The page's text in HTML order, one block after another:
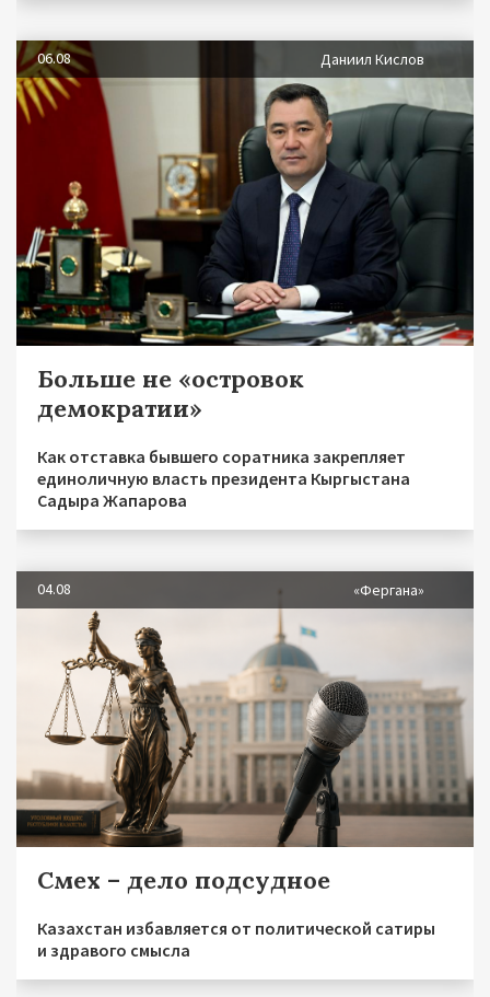
06.08 Даниил Кислов
Больше не «островок
демократии»
Как отставка бывшего соратника закрепляет
единоличную власть президента Кыргыстана
Садыра Жапарова
04.08 «Фергана»
Смех – дело подсудное
Казахстан избавляется от политической сатиры
и здравого смысла